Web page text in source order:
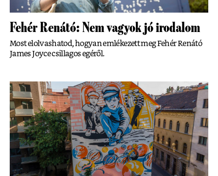
Fehér Renátó: Nem vagyok jó irodalom
Most elolvashatod, hogyan emlékezett meg Fehér Renátó
James Joyce csillagos egéről.